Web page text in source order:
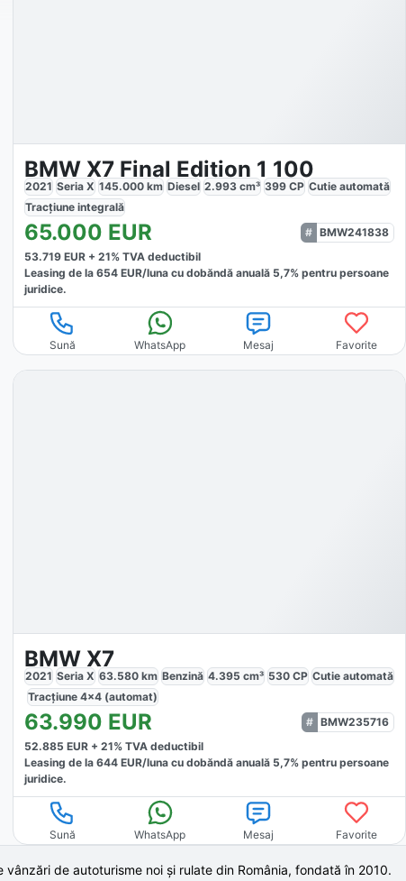
BMW X7 Final Edition 1 100
2021 Seria X 145.000km Diesel 2.993cm³ 399CP Cutie automată
Tracțiune integrală
65.000 EUR
BMW241838
53.719EUR + 21% TVA deductibil
Leasing de la 654EUR/lunacu dobăndă anuală 5,7% pentru persoane
juridice.
Sună WhatsApp Mesaj Favorite
BMW X7
2021 Seria X 63.580km Benzină 4.395 cm³ 530CP Cutie automată
Tracțiune 4x4 (automat)
63.990 EUR
BMW235716
52.885 EUR + 21% TVA deductibil
Leasing de la 644EUR/lunacu dobăndă anuală 5,7% pentru persoane
juridice.
Sună WhatsApp Mesaj Favorite
vânzări de autoturisme noi și rulate din România, fondată în 2010.